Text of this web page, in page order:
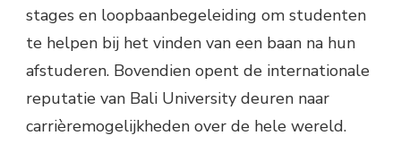
stages en loopbaanbegeleiding om studenten
te helpen bij het vinden van een baan na hun
afstuderen. Bovendien opent de internationale
reputatie van Bali University deuren naar
carrièremogelijkheden over de hele wereld.